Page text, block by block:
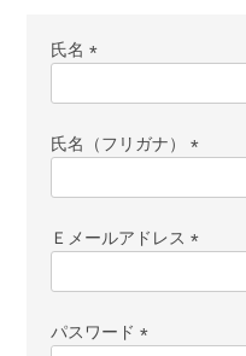
氏名
須)
氏名（フリガナ）
須)
Ｅメールアドレス
須)
パスワード